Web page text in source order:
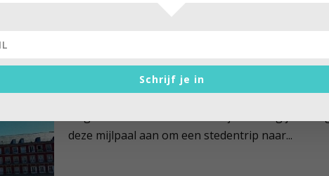
5 tips voor een stedentrip Madrid
doorBrigitte Leferink|25 juni 2023|0
deze mijlpaal aan om een stedentrip naar...
Schrijf je in